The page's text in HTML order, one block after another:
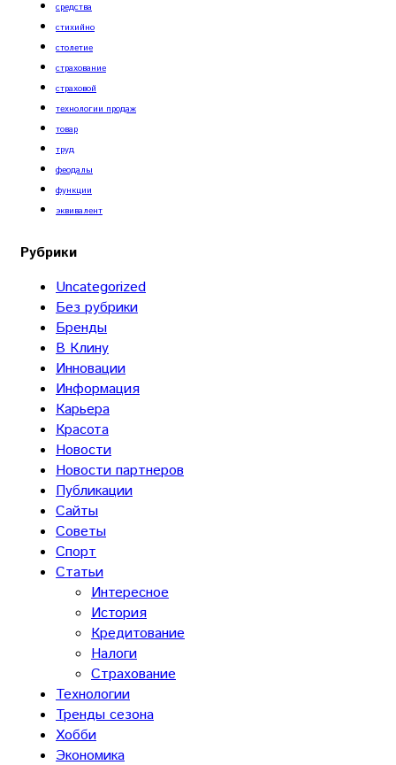
средства
стихийно
столетие
страхование
страховой
технологии продаж
товар
труд
феодалы
функции
эквивалент
Рубрики
Uncategorized
Без рубрики
Бренды
В Клину
Инновации
Информация
Карьера
Красота
Новости
Новости партнеров
Публикации
Сайты
Советы
Спорт
Статьи
Интересное
История
Кредитование
Налоги
Страхование
Технологии
Тренды сезона
Хобби
Экономика